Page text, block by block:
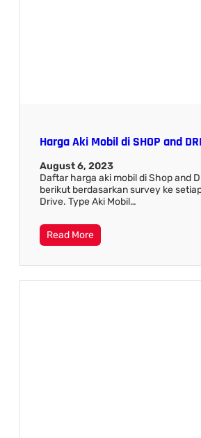
Harga Aki Mobil di SHOP and
August 6, 2023
Daftar harga aki mobil di Shop and
berikut berdasarkan survey ke
Drive. Type Aki Mobil…
Read More